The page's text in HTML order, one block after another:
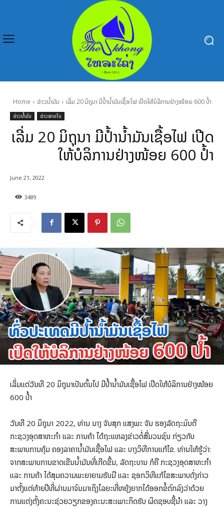
Home ຂ່າວນໍ້າມັນ ເລີ່ມ 20 ມິຖຸນາ ມີປໍ້ານໍ້າມັນເຊື້ອໄຟ ເປີດໃຫ້ບໍລິການຢ່າງໜ້ອຍ 600 ປໍ້າ
ຂ່າວນໍ້າມັນ ຂ່າວພາຍໃນ
ເລີ່ມ 20 ມິຖຸນາ ມີປໍ້ານໍ້າມັນເຊື້ອໄຟ ເປີດ
ໃຫ້ບໍລິການຢ່າງໜ້ອຍ 600 ປໍ້າ
3489
June 21, 2022
ເລີ່ມແຕ່ວັນທີ 20 ມິຖຸນາເປັນຕົ້ນໄປ ມີປໍ້ານໍ້າມັນເຊື້ອໄຟ ເປີດໃຫ້ບໍລິການຢ່າງໜ້ອຍ
600 ປໍ້າ
ວັນທີ 20 ມິຖຸນາ 2022, ທ່ານ ນາງ ຈັນສຸກ ແສງພະ ຈັນ ຮອງລັດຖະມົນຕີ
ກະຊວງອຸດສາຫະກຳ ແລະ ການຄ້າ ໄດ້ຖະແຫລງຂ່າວຕໍ່ສື່ມວນຊົນ ກ່ຽວກັບ
ສະພາບການຄຸ້ມ ຄອງລາຄານໍ້າມັນເຊື້ອໄຟ ແລະ ບາງວິທີການແກ້ໄຂ. ທ່ານໃຫ້ຮູ້ວ່າ:
ຈາກສະພາບການຂາດເຂີນນໍ້າມັນທີ່ເກີດຂຶ້ນ, ລັດຖະບານ ກໍຄື ກະຊວງອຸດສາຫະກຳ
ແລະ ການຄ້າ ໄດ້ສຸມຄວາມພະຍາຍາມຮັບມື ແລະ ຊອກວິທີແກ້ໄຂສະພາບດັ່ງກ່າວ
ມາຕັ້ງແຕ່ທ້າຍປີທີ່ຜ່ານມາຈົນມາເຖິງໄລຍະທີ່ຫຍຸ້ງຍາກໄດ້ອອກຂໍ້ຕົກລົງວ່າດ້ວຍ
ການແຕ່ງຕັ້ງຄະນະຊ່ວຍວຽກຂອງຄະນະສະເພາະກິດຮັບ ຜິດຊອບຊີ້ນຳ ແລະ ວາງ